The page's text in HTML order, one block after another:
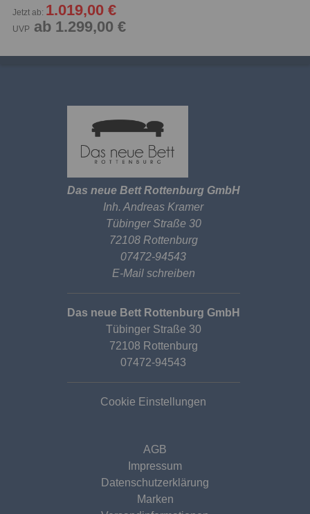
Jetzt ab: 1.019,00 €
UVP ab 1.299,00 €
Das neue Bett Rottenburg GmbH
Inh. Andreas Kramer
Tübinger Straße 30
72108 Rottenburg
07472-94543
E-Mail schreiben
Das neue Bett Rottenburg GmbH
Tübinger Straße 30
72108 Rottenburg
07472-94543
Cookie Einstellungen
AGB
Impressum
Datenschutzerklärung
Marken